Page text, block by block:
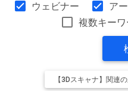
ウェビナー ア
複数キー
【3Dスキャナ】関連